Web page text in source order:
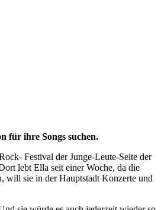
für ihre Songs suchen.
Festival der Junge-Leute-Seite der
lebt Ella seit einer Woche, da die
will sie in der Hauptstadt Konzerte und